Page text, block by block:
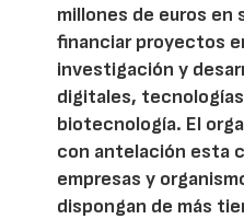
millones de euros en
financiar proyectos
investigación y
digitales,
biotecnología. El
con antelación esta
empresas y
dispongan de más